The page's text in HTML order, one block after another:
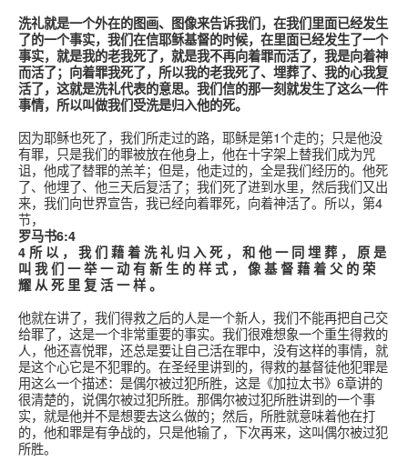
洗礼就是一个外在的图画、图像来告诉我们，在我们里面已经发生
了的一个事实，我们在信耶稣基督的时候，在里面已经发生了一个
事实，就是我的老我死了，就是我不再向着罪而活了，我是向着神
而活了；向着罪我死了，所以我的老我死了、埋葬了、我的心我复
活了，这就是洗礼代表的意思。我们信的那一刻就发生了这么一件
事情，所以叫做我们受洗是归入他的死。
因为耶稣也死了，我们所走过的路，耶稣是第1个走的；只是他没
有罪，只是我们的罪被放在他身上，他在十字架上替我们成为咒
诅，他成了替罪的羔羊；但是，他走过的，全是我们经历的。他死
了、他埋了、他三天后复活了；我们死了进到水里，然后我们又出
来，我们向世界宣告，我已经向着罪死，向着神活了。所以，第4
节，
罗马书6:4
4 所 以 ， 我 们 藉 着 洗 礼 归 入 死 ， 和 他 一 同 埋 葬 ， 原 是
叫 我 们 一 举 一 动 有 新 生 的 样 式 ， 像 基 督 藉 着 父 的 荣
耀 从 死 里 复 活 一 样 。
他就在讲了，我们得救之后的人是一个新人，我们不能再把自己交
给罪了，这是一个非常重要的事实。我们很难想象一个重生得救的
人，他还喜悦罪，还总是要让自己活在罪中，没有这样的事情，就
是这个心它是不犯罪的。在圣经里讲到的，得救的基督徒他犯罪是
用这么一个描述：是偶尔被过犯所胜，这是《加拉太书》6章讲的
很清楚的，说偶尔被过犯所胜。那偶尔被过犯所胜讲到的一个事
实，就是他并不是想要去这么做的；然后，所胜就意味着他在打
的，他和罪是有争战的，只是他输了，下次再来，这叫偶尔被过犯
所胜。